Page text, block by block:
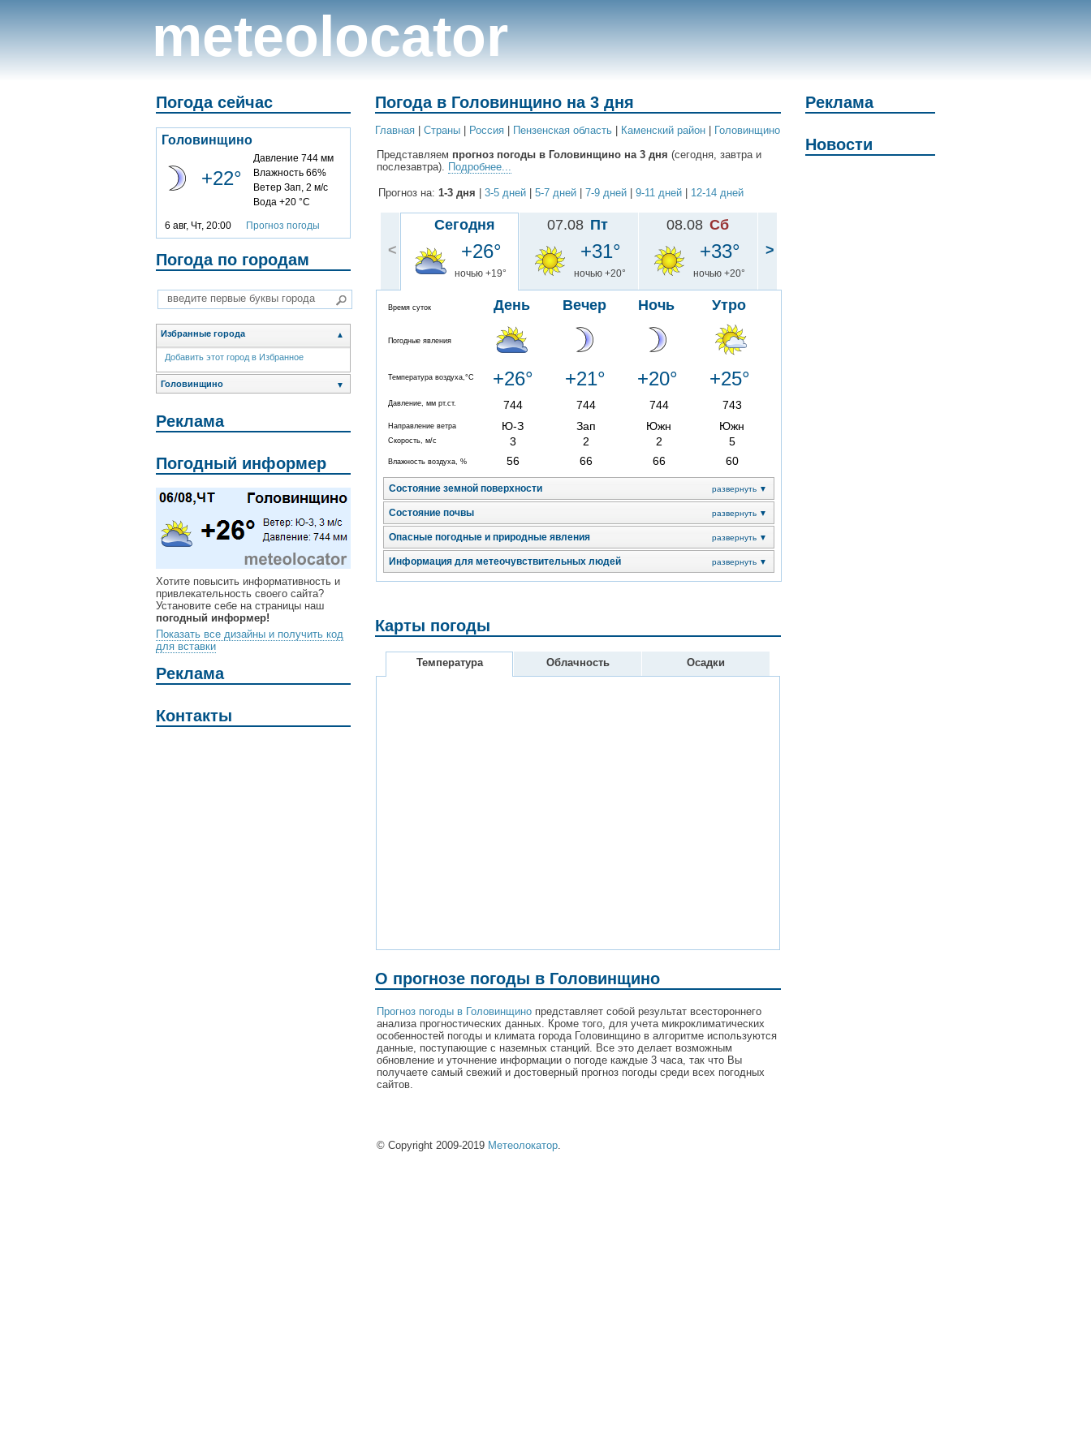
meteolocator
Погода сейчас
Головинщино
+22°
Давление 744 мм
Влажность 66%
Ветер Зап, 2 м/с
Вода +20 °C
6 авг, Чт, 20:00 Прогноз погоды
Погода по городам
Избранные города ▲
Добавить этот город в Избранное
Головинщино ▼
Реклама
Погодный информер
Хотите повысить информативность и
привлекательность своего сайта?
Установите себе на страницы наш
погодный информер!
Показать все дизайны и получить код
для вставки
Реклама
Контакты
Погода в Головинщино на 3 дня
Главная Cтраны Россия Пензенская область Каменский район
Головинщино
Представляем прогноз погоды в Головинщино на 3 дня (сегодня, завтра и
послезавтра). Подробнее...
Прогноз на: 1-3 дня 3-5 дней 5-7 дней 7-9 дней 9-11 дней 12-14 дней
<
Сегодня
+26°
ночью +19°
Время суток День Вечер Ночь Утро
Погодные явления
Температура воздуха,°C +26° +21° +20° +25°
Давление, мм рт.ст. 744 744 744 743
Направление ветра Ю-З Зап Южн Южн
Скорость, м/с 3 2 2 5
Влажность воздуха, % 56 66 66 60
Состояние земной поверхности развернуть ▼
Состояние почвы развернуть ▼
Опасные погодные и природные явления развернуть ▼
Информация для метеочувствительных людей развернуть ▼
07.08 Пт
+31°
ночью +20°
08.08 Сб
+33°
ночью +20°
>
Карты погоды
Температура Облачность Осадки
О прогнозе погоды в Головинщино
Прогноз погоды в Головинщино представляет собой результат всестороннего
анализа прогностических данных. Кроме того, для учета микроклиматических
особенностей погоды и климата города Головинщино в алгоритме используются
данные, поступающие с наземных станций. Все это делает возможным
обновление и уточнение информации о погоде каждые 3 часа, так что Вы
получаете самый свежий и достоверный прогноз погоды среди всех погодных
сайтов.
© Copyright 2009-2019 Метеолокатор
Реклама
Новости